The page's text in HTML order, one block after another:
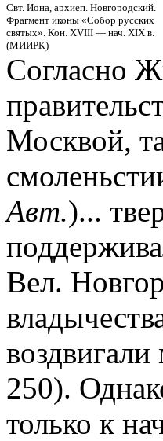
Свт. Иона, архиеп. Новгородский.
Фрагмент иконы «Собор русских
святых». Кон. XVIII — нач. XIX в.
(МИИРК)
Согласно
Москвой,
Авт.)...
Вел.
250).
только к